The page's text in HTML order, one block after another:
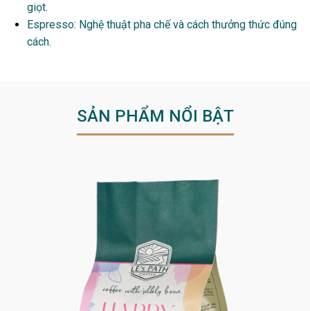
giọt.
Espresso: Nghệ thuật pha chế và cách thưởng thức đúng
cách.
SẢN PHẨM NỔI BẬT